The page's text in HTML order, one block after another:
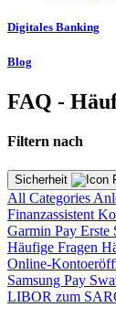
Digitales Banking
Blog
FAQ -
Filtern nach
Sicherheit
All Categories
Finanzassistent
Garmin Pay Erste
Häufige Fragen
Online-
Samsung Pay
LIBOR zum